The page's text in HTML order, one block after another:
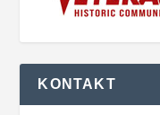
KONTAKT